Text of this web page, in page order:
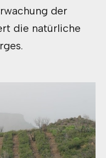
der
die natürliche